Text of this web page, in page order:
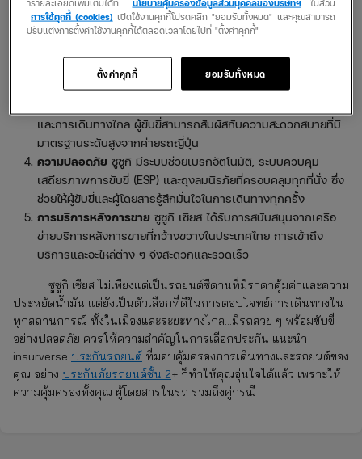
วันได้ดีเยี่ยม
ความประหยัดน้ำมันเป็นปัจจัยสำคัญที่ทำให้รถรุ่นนี้ได้รับความนิยม
ใช้จ่ายสูงในการเติมน้ำมัน
ความสะดวกสบายในการขับขี่ ด้วยระบบควบคุมที่ง่ายดายและ
และการเดินทางไกล ผู้ขับขี่สามารถสัมผัสกับความสะดวกสบายที่มี
มาตรฐานระดับสูงจากค่ายรถญี่ปุ่น
ความปลอดภัย ซูซูกิ มีระบบช่วยเบรกอัตโนมัติ, ระบบควบคุม
เสถียรภาพการขับขี่ (ESP) และถุงลมนิรภัยที่ครอบคลุมทุกที่นั่ง ซึ่ง
ช่วยให้ผู้ขับขี่และผู้โดยสารรู้สึกมั่นใจในการเดินทางทุกครั้ง
การบริการหลังการขาย ซูซูกิ เซียส ได้รับการสนับสนุนจากเครือ
ข่ายบริการหลังการขายที่กว้างขวางในประเทศไทย การเข้าถึง
บริการและอะไหล่ต่าง ๆ จึงสะดวกและรวดเร็ว
ซูซูกิ เซียส ไม่เพียงแต่เป็นรถยนต์ซีดานที่มีราคาคุ้มค่าและความ
ประหยัดน้ำมัน แต่ยังเป็นตัวเลือกที่ดีในการตอบโจทย์การเดินทางใน
ทุกสถานการณ์ ทั้งในเมืองและระยะทางไกล…มีรถสวย ๆ พร้อมขับขี่
อย่างปลอดภัย ควรให้ความสำคัญในการเลือกประกัน แนะนำ
insurverse ประกันรถยนต์ ที่มอบคุ้มครองการเดินทางและรถยนต์ของ
คุณ อย่าง ประกันภัยรถยนต์ชั้น 2+ ก็ทำให้คุณอุ่นใจได้แล้ว เพราะให้
ความคุ้มครองทั้งคุณ ผู้โดยสารในรถ รวมถึงคู่กรณี
การใช้คุกกี้ (cookies) เปิดใช้งานคุกกี้โปรดคลิก "ยอมรับทั้งหมด" และคุณสามารถ
ปรับแต่งการตั้งค่าใช้งานคุกกี้ได้ตลอดเวลาโดยไปที่ "ตั้งค่าคุกกี้"
ยอมรับทั้งหมด
ตั้งค่าคุกกี้